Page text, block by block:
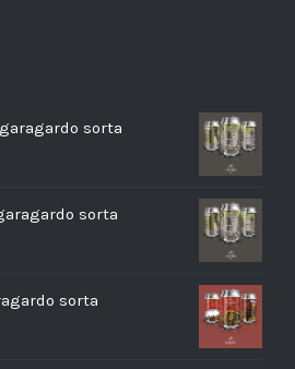
garagardo sorta
sorta
sorta